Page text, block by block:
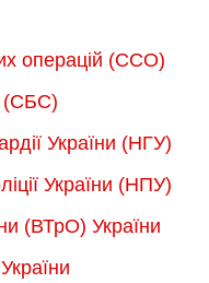
операцій (ССО)
(СБС)
України (НГУ)
України (НПУ)
(ВТрО) України